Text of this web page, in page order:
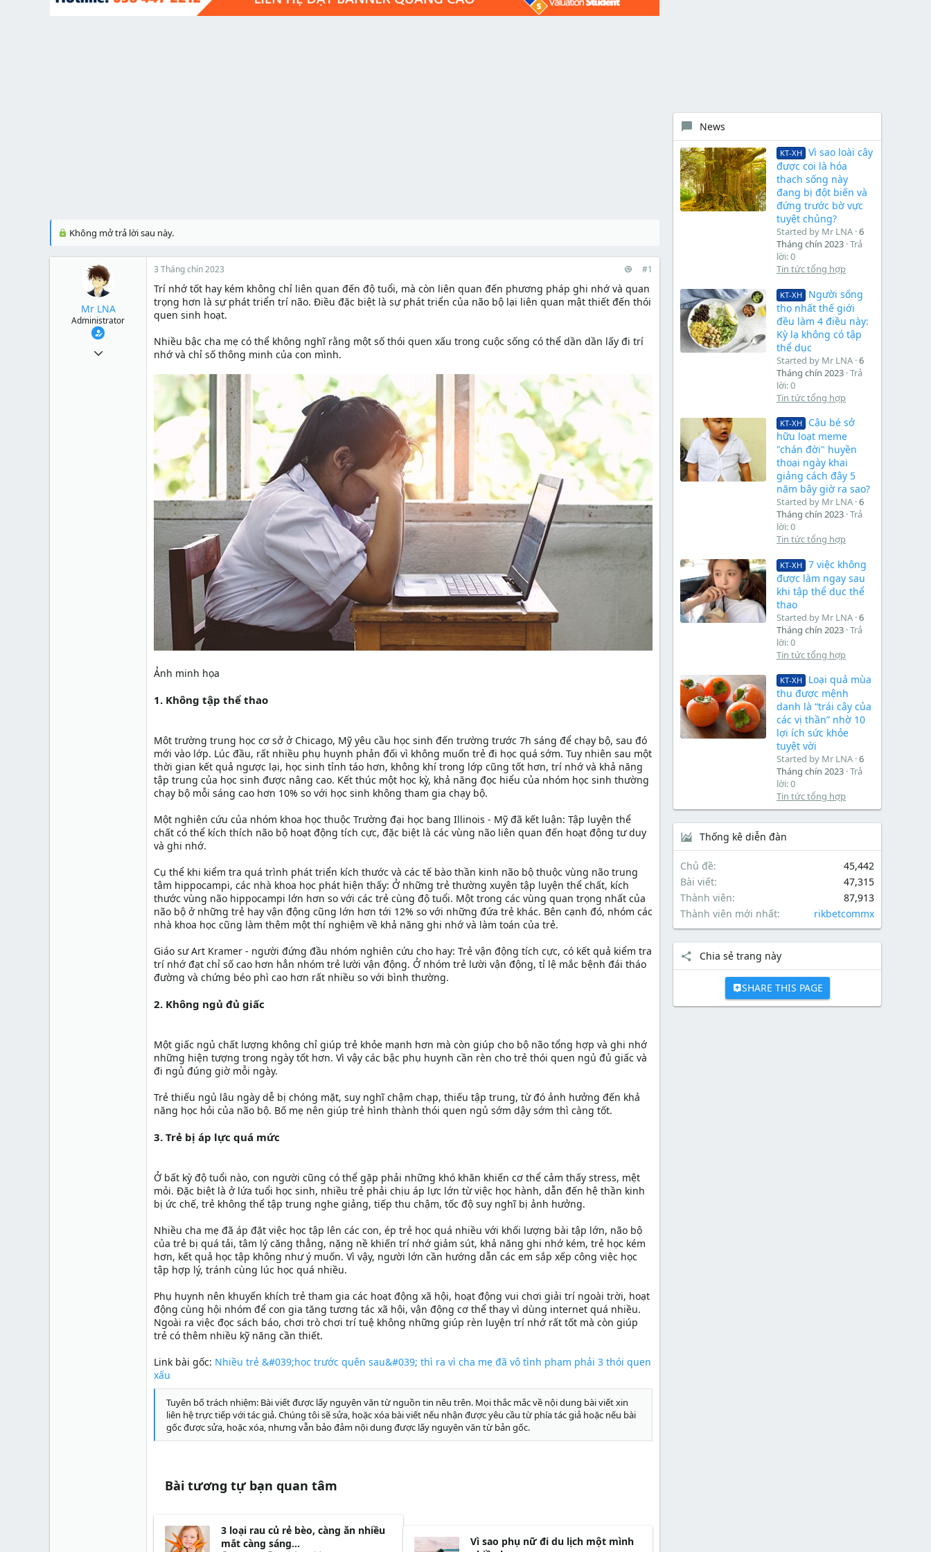
t
Không mở trả lời sau này.
Mr LNA
Administrator
3 Tháng chín 2023 #1
Trí nhớ tốt hay kém không chỉ liên quan đến độ tuổi, mà còn liên quan đến phương pháp ghi nhớ và quan
trọng hơn là sự phát triển trí não. Điều đặc biệt là sự phát triển của não bộ lại liên quan mật thiết đến thói
quen sinh hoạt.
Nhiều bậc cha mẹ có thể không nghĩ rằng một số thói quen xấu trong cuộc sống có thể dần dần lấy đi trí
nhớ và chỉ số thông minh của con mình.
Ảnh minh họa
1. Không tập thể thao
Môt trường trung học cơ sở ở Chicago, Mỹ yêu cầu học sinh đến trường trước 7h sáng để chạy bộ, sau đó
mới vào lớp. Lúc đầu, rất nhiều phụ huynh phản đối vì không muốn trẻ đi học quá sớm. Tuy nhiên sau một
thời gian kết quả ngược lại, học sinh tỉnh táo hơn, không khí trong lớp cũng tốt hơn, trí nhớ và khả năng
tập trung của học sinh được nâng cao. Kết thúc một học kỳ, khả năng đọc hiểu của nhóm học sinh thường
chạy bộ mỗi sáng cao hơn 10% so với học sinh không tham gia chạy bộ.
Một nghiên cứu của nhóm khoa học thuộc Trường đại học bang Illinois - Mỹ đã kết luận: Tập luyện thể
chất có thể kích thích não bộ hoạt động tích cực, đặc biệt là các vùng não liên quan đến hoạt động tư duy
và ghi nhớ.
Cụ thể khi kiểm tra quá trình phát triển kích thước và các tế bào thần kinh não bộ thuộc vùng não trung
tâm hippocampi, các nhà khoa học phát hiện thấy: Ở những trẻ thường xuyên tập luyện thể chất, kích
thước vùng não hippocampi lớn hơn so với các trẻ cùng độ tuổi. Một trong các vùng quan trọng nhất của
não bộ ở những trẻ hay vận động cũng lớn hơn tới 12% so với những đứa trẻ khác. Bên cạnh đó, nhóm các
nhà khoa học cũng làm thêm một thí nghiệm về khả năng ghi nhớ và làm toán của trẻ.
Giáo sư Art Kramer - người đứng đầu nhóm nghiên cứu cho hay: Trẻ vận động tích cực, có kết quả kiểm tra
trí nhớ đạt chỉ số cao hơn hẳn nhóm trẻ lười vận động. Ở nhóm trẻ lười vận động, tỉ lệ mắc bệnh đái tháo
đường và chứng béo phì cao hơn rất nhiều so với bình thường.
2. Không ngủ đủ giấc
Một giấc ngủ chất lượng không chỉ giúp trẻ khỏe mạnh hơn mà còn giúp cho bộ não tổng hợp và ghi nhớ
những hiện tượng trong ngày tốt hơn. Vì vậy các bậc phụ huynh cần rèn cho trẻ thói quen ngủ đủ giấc và
đi ngủ đúng giờ mỗi ngày.
Trẻ thiếu ngủ lâu ngày dễ bị chóng mặt, suy nghĩ chậm chạp, thiếu tập trung, từ đó ảnh hưởng đến khả
năng học hỏi của não bộ. Bố mẹ nên giúp trẻ hình thành thói quen ngủ sớm dậy sớm thì càng tốt.
3. Trẻ bị áp lực quá mức
Ở bất kỳ độ tuổi nào, con người cũng có thể gặp phải những khó khăn khiến cơ thể cảm thấy stress, mệt
mỏi. Đặc biệt là ở lứa tuổi học sinh, nhiều trẻ phải chịu áp lực lớn từ việc học hành, dẫn đến hệ thần kinh
bị ức chế, trẻ không thể tập trung nghe giảng, tiếp thu chậm, tốc độ suy nghĩ bị ảnh hưởng.
Nhiều cha mẹ đã áp đặt việc học tập lên các con, ép trẻ học quá nhiều với khối lượng bài tập lớn, não bộ
của trẻ bị quá tải, tâm lý căng thẳng, nặng nề khiến trí nhớ giảm sút, khả năng ghi nhớ kém, trẻ học kém
hơn, kết quả học tập không như ý muốn. Vì vậy, người lớn cần hướng dẫn các em sắp xếp công việc học
tập hợp lý, tránh cùng lúc học quá nhiều.
Phụ huynh nên khuyến khích trẻ tham gia các hoạt động xã hội, hoạt động vui chơi giải trí ngoài trời, hoạt
động cùng hội nhóm để con gia tăng tương tác xã hội, vận động cơ thể thay vì dùng internet quá nhiều.
Ngoài ra việc đọc sách báo, chơi trò chơi trí tuệ không những giúp rèn luyện trí nhớ rất tốt mà còn giúp
trẻ có thêm nhiều kỹ năng cần thiết.
Link bài gốc: Nhiều trẻ &#039;học trước quên sau&#039; thì ra vì cha mẹ đã vô tình phạm phải 3 thói quen
xấu
Tuyên bố trách nhiệm: Bài viết được lấy nguyên văn từ nguồn tin nêu trên. Mọi thắc mắc về nội dung bài viết xin
liên hệ trực tiếp với tác giả. Chúng tôi sẽ sửa, hoặc xóa bài viết nếu nhận được yêu cầu từ phía tác giả hoặc nếu bài
gốc được sửa, hoặc xóa, nhưng vẫn bảo đảm nội dung được lấy nguyên văn từ bản gốc.
Bài tương tự bạn quan tâm
3 loại rau củ rẻ bèo, càng ăn nhiều
mắt càng sáng...
Vì sao phụ nữ đi du lịch một mình
News
KT-XH
Vì sao loài cây
được coi là hóa
thạch sống này
đang bị đột biến và
đứng trước bờ vực
tuyệt chủng?
Started by Mr LNA 6
Tháng chín 2023 Trả
lời: 0
Tin tức tổng hợp
KT-XH
Người sống
thọ nhất thế giới
đều làm 4 điều này:
Kỳ lạ không có tập
thể dục
Started by Mr LNA 6
Tháng chín 2023 Trả
lời: 0
Tin tức tổng hợp
KT-XH
Cậu bé sở
hữu loạt meme
"chán đời" huyền
thoại ngày khai
giảng cách đây 5
năm bây giờ ra sao?
Started by Mr LNA 6
Tháng chín 2023 Trả
lời: 0
Tin tức tổng hợp
KT-XH
7 việc không
được làm ngay sau
khi tập thể dục thể
thao
Started by Mr LNA 6
Tháng chín 2023 Trả
lời: 0
Tin tức tổng hợp
KT-XH
Loại quả mùa
thu được mệnh
danh là “trái cây của
các vị thần” nhờ 10
lợi ích sức khỏe
tuyệt vời
Started by Mr LNA 6
Tháng chín 2023 Trả
lời: 0
Tin tức tổng hợp
Thống kê diễn đàn
Chủ đề
45,442
Bài viết
47,315
Thành viên
87,913
Thành viên mới nhất
rikbetcommx
Chia sẻ trang này
SHARE THIS PAGE